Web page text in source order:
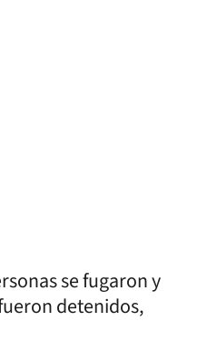
se fugaron y
detenidos,